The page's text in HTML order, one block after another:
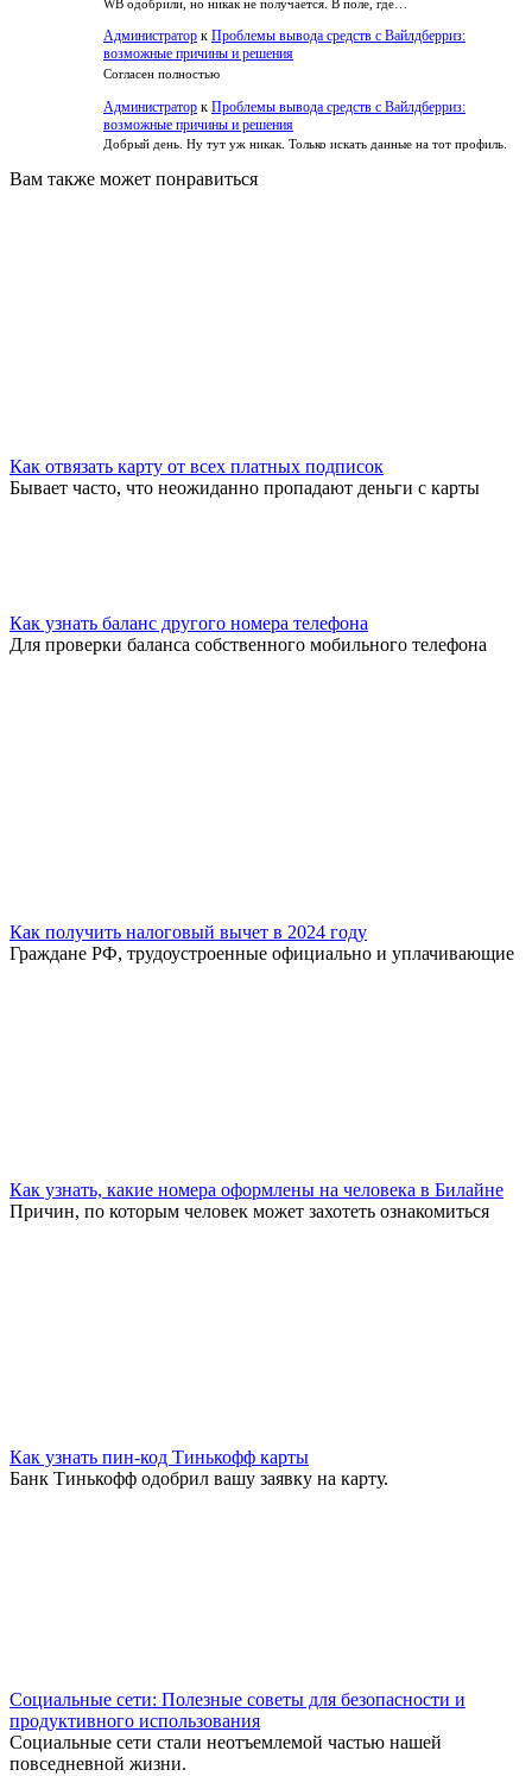
WB одобрили, но никак не получается. В поле, где…
Администратор к Проблемы вывода средств с Вайлдберриз:
возможные причины и решения
Согласен полностью
Администратор к Проблемы вывода средств с Вайлдберриз:
возможные причины и решения
Добрый день. Ну тут уж никак. Только искать данные на тот профиль.
Вам также может понравиться
Как отвязать карту от всех платных подписок
Бывает часто, что неожиданно пропадают деньги с карты
Как узнать баланс другого номера телефона
Для проверки баланса собственного мобильного телефона
Как получить налоговый вычет в 2024 году
Граждане РФ, трудоустроенные официально и уплачивающие
Как узнать, какие номера оформлены на человека в Билайне
Причин, по которым человек может захотеть ознакомиться
Как узнать пин-код Тинькофф карты
Банк Тинькофф одобрил вашу заявку на карту.
Социальные сети: Полезные советы для безопасности и
продуктивного использования
Социальные сети стали неотъемлемой частью нашей
повседневной жизни.